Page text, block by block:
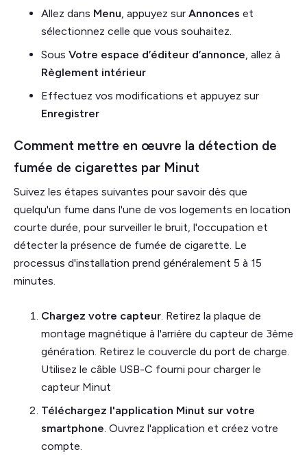
Allez dans Menu, appuyez sur Annonces et
sélectionnez celle que vous souhaitez.
Sous Votre espace d’éditeur d’annonce, allez à
Règlement intérieur
Effectuez vos modifications et appuyez sur
Enregistrer
Comment mettre en œuvre la détection de
fumée de cigarettes par Minut
Suivez les étapes suivantes pour savoir dès que
quelqu'un fume dans l'une de vos logements en location
courte durée, pour surveiller le bruit, l'occupation et
détecter la présence de fumée de cigarette. Le
processus d'installation prend généralement 5 à 15
minutes.
Chargez votre capteur. Retirez la plaque de
montage magnétique à l'arrière du capteur de 3ème
génération. Retirez le couvercle du port de charge.
Utilisez le câble USB-C fourni pour charger le
capteur Minut
Téléchargez l'application Minut sur votre
smartphone. Ouvrez l'application et créez votre
compte.‍